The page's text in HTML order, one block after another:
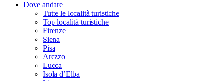
Dove andare
Tutte le località turistiche
Top località turistiche
Firenze
Siena
Pisa
Arezzo
Lucca
Isola d’Elba